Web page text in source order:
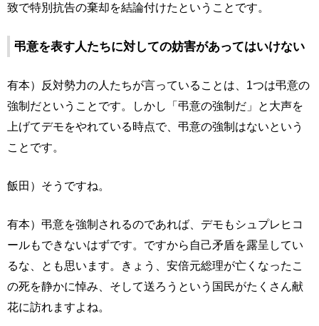
致で特別抗告の棄却を結論付けたということです。
弔意を表す人たちに対しての妨害があってはいけない
有本）反対勢力の人たちが言っていることは、1つは弔意の
強制だということです。しかし「弔意の強制だ」と大声を
上げてデモをやれている時点で、弔意の強制はないという
ことです。
飯田）そうですね。
有本）弔意を強制されるのであれば、デモもシュプレヒコ
ールもできないはずです。ですから自己矛盾を露呈してい
るな、とも思います。きょう、安倍元総理が亡くなったこ
の死を静かに悼み、そして送ろうという国民がたくさん献
花に訪れますよね。